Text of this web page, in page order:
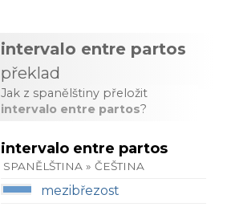
intervalo entre partos
překlad
Jak z spanělštiny přeložit
intervalo entre partos?
intervalo entre partos
SPANĚLŠTINA » ČEŠTINA
mezibřezost